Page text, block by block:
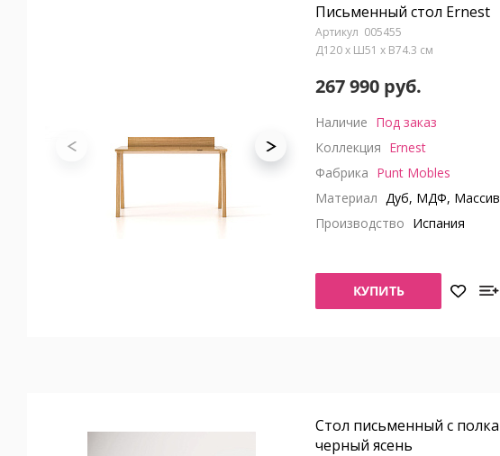
Письменный стол Ernest
005455
Д120 x Ш51 x В74.3 см
267 990 руб.
Наличие Под заказ
Коллекция Ernest
Фабрика Punt Mobles
Материал Дуб, МДФ,
Производство Испания
КУПИТЬ
Стол письменный с
черный ясень